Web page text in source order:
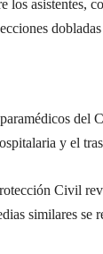
asistentes,
del
y el
Civil
similares se